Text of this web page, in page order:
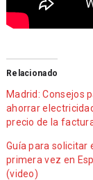
Relacionado
Madrid: Consejos
ahorrar
precio de la
Guía para solicitar
primera vez en
(video)